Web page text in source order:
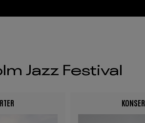
Jazz Festival
Image